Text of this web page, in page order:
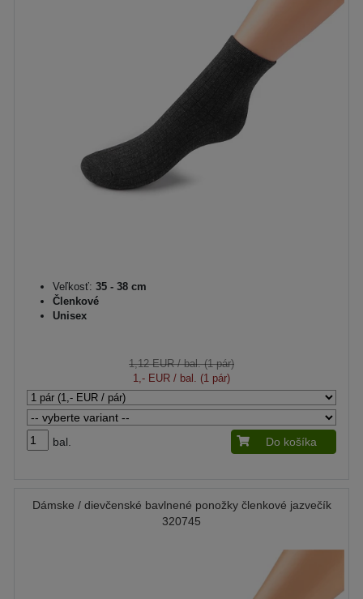
Veľkosť: 35 - 38 cm
Členkové
Unisex
1,12 EUR/ bal. (1 pár)
1,- EUR / bal. (1 pár)
bal. Do košíka
Dámske / dievčenské bavlnené ponožky členkové jazvečík
320745